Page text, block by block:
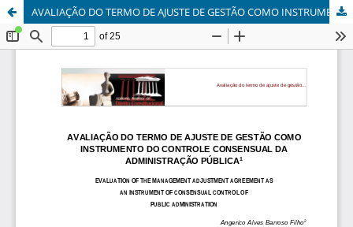
AVALIAÇÃO DO TERMO DE AJUSTE DE GESTÃO COMO INSTRUMENTO DO CONTROLE CONSENSUAL DA ADMINISTRAÇÃO PÚBLICA